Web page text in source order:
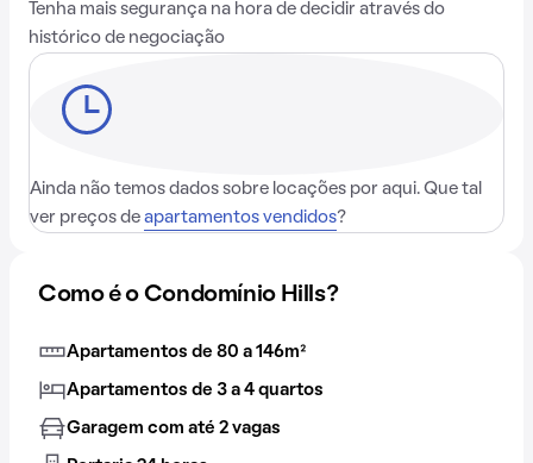
Tenha mais segurança na hora de decidir através do
histórico de negociação
Ainda não temos dados sobre locações por aqui. Que tal
ver preços de apartamentos vendidos?
Como é o Condomínio Hills?
Apartamentos de 80 a 146m²
Apartamentos de 3 a 4 quartos
Garagem com até 2 vagas